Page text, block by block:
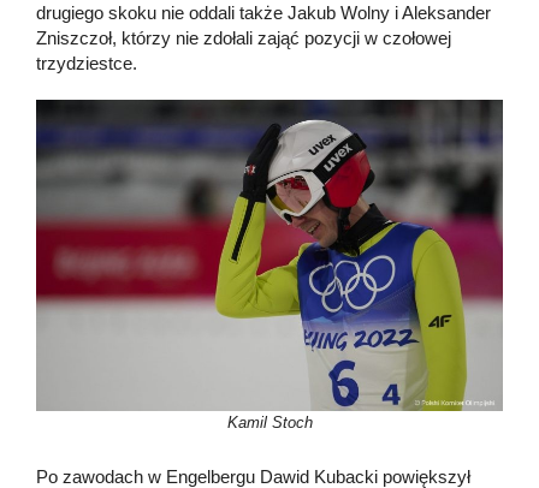
drugiego skoku nie oddali także Jakub Wolny i Aleksander
Zniszczoł, którzy nie zdołali zająć pozycji w czołowej
trzydziestce.
Kamil Stoch
Po zawodach w Engelbergu Dawid Kubacki powiększył